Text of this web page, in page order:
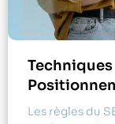
Les règles du